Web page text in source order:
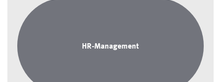
HR-Management